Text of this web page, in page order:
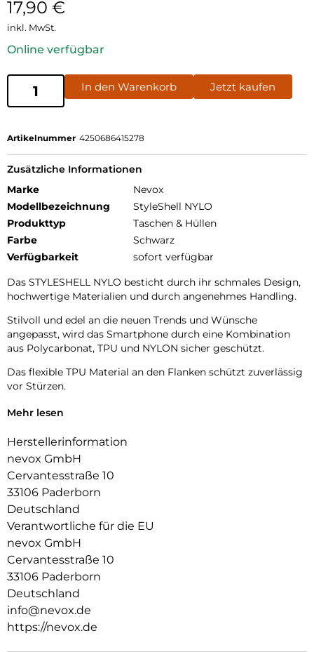
17,90 €
inkl. MwSt.
Online verfügbar
In den Warenkorb Jetzt kaufen
Artikelnummer 4250686415278
Zusätzliche Informationen
Marke
Nevox
Modellbezeichnung
StyleShell NYLO
Produkttyp
Taschen & Hüllen
Farbe
Schwarz
Verfügbarkeit
sofort verfügbar
Das STYLESHELL NYLO besticht durch ihr schmales Design,
hochwertige Materialien und durch angenehmes Handling.
Stilvoll und edel an die neuen Trends und Wünsche
angepasst, wird das Smartphone durch eine Kombination
aus Polycarbonat, TPU und NYLON sicher geschützt.
Das flexible TPU Material an den Flanken schützt zuverlässig
vor Stürzen.
Das Display ist durch die seitlichen Flanken geschützt.
geschützt.
Die Anschlüsse, Knöpfe und Kamera bleiben voll zugänglich.
Hochwertiges Schmutzabweisendes Material und langlebige
Zusammensetzung der Materialien.
Mehr lesen
Herstellerinformation
nevox GmbH
Cervantesstraße 10
33106 Paderborn
Deutschland
Verantwortliche für die EU
nevox GmbH
Cervantesstraße 10
33106 Paderborn
Deutschland
info@nevox.de
https://nevox.de